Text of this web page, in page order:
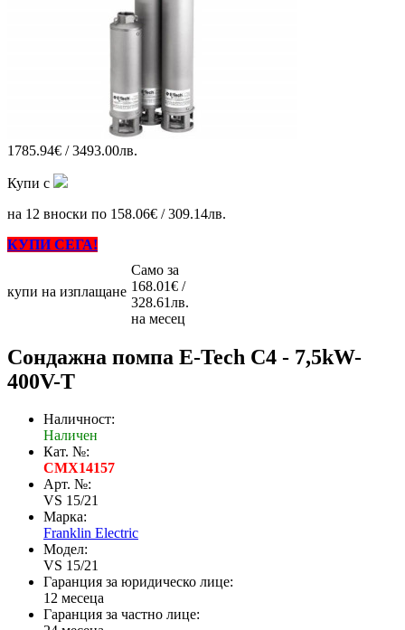
1785.94€ / 3493.00лв.
Купи с
на 12 вноски по 158.06€ / 309.14лв.
КУПИ СЕГА!
купи на изплащане
Само за
168.01€ /
328.61лв.
на месец
Сондажна помпа E-Tech C4 - 7,5kW-
400V-Т
Наличност:
Наличен
Кат. №:
CMX14157
Арт. №:
VS 15/21
Марка:
Franklin Electric
Модел:
VS 15/21
Гаранция за юридическо лице:
12 месеца
Гаранция за частно лице: